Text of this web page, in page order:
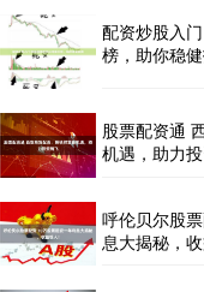
配资炒股入
榜，助你稳
股票配资通
机遇，助力
呼伦贝尔股
息大揭秘，